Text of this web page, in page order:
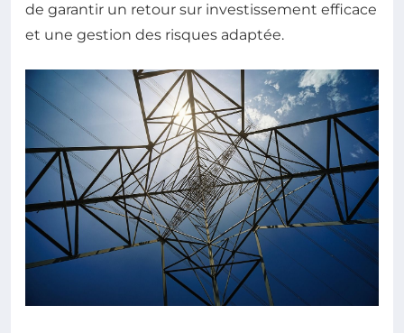
de garantir un retour sur investissement efficace
et une gestion des risques adaptée.